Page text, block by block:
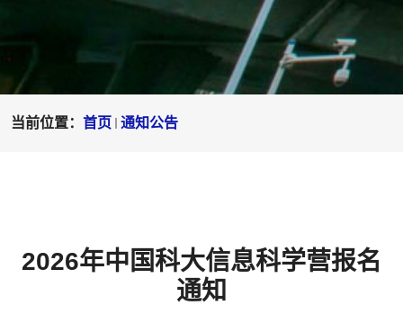
当前位置： 首页 通知公告
2026年中国科大信息科学营报名
通知